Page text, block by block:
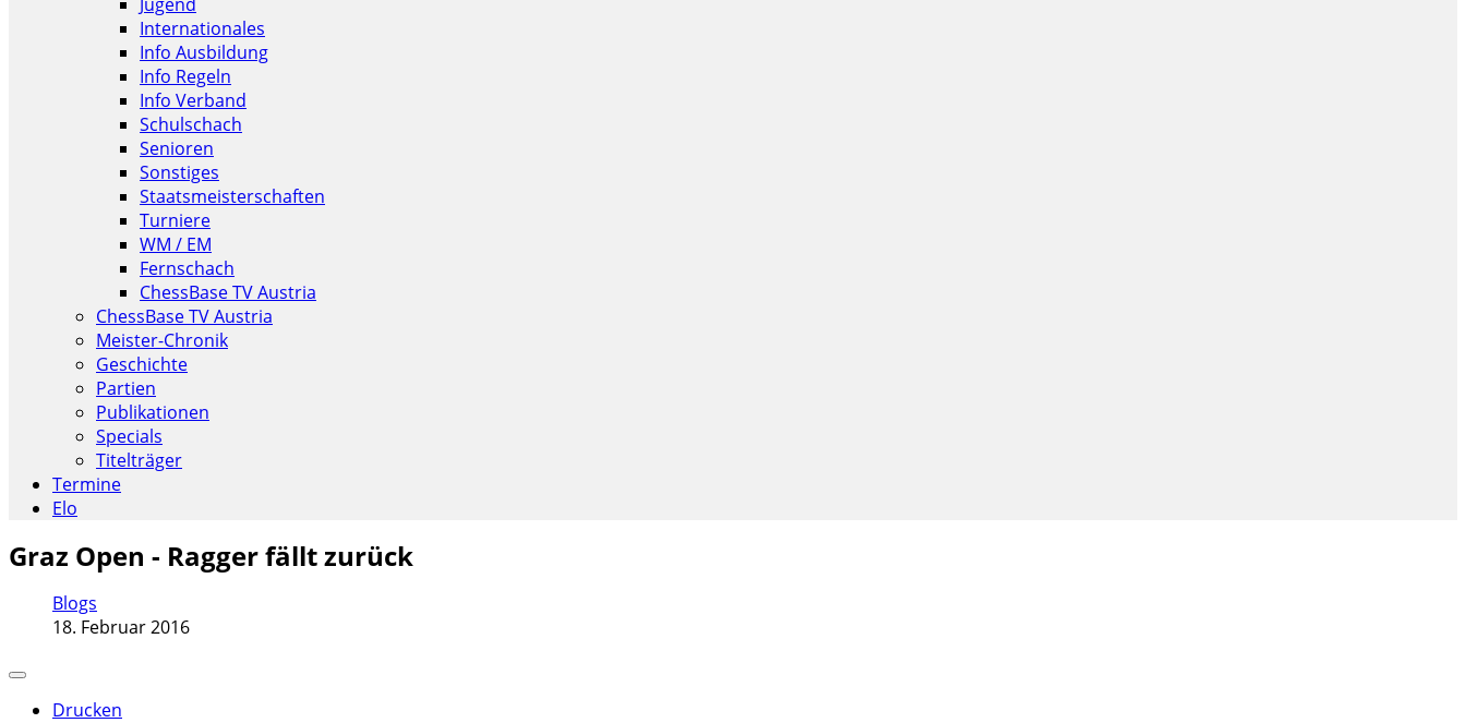
Internationales
Info Ausbildung
Info Regeln
Info Verband
Schulschach
Senioren
Sonstiges
Staatsmeisterschaften
Turniere
WM / EM
Fernschach
ChessBase TV Austria
ChessBase TV Austria
Meister-Chronik
Geschichte
Partien
Publikationen
Specials
Titelträger
Termine
Elo
Graz Open - Ragger fällt zurück
Blogs
18. Februar 2016
Drucken